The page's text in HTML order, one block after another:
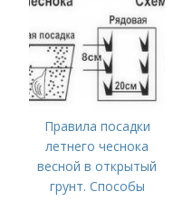
ЧЕСНОК
Правила посадки
летнего чеснока
весной в открытый
грунт. Способы